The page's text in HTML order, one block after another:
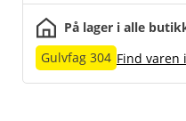
På lager i alle
Gulvfag 304 Find